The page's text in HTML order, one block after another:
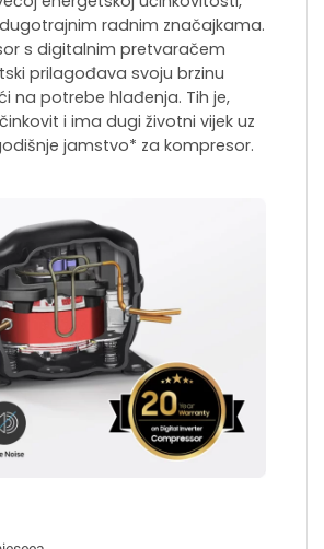
radnim značajkama.
s digitalnim pretvaračem
prilagođava svoju brzinu
na potrebe hlađenja. Tih je,
i ima dugi životni vijek uz
jamstvo* za kompresor.